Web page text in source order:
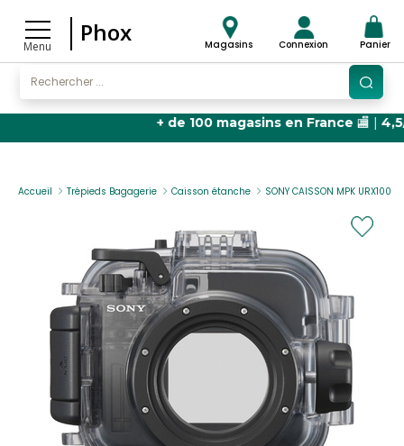
Menu
Phox Magasins Connexion Panier
+ de 100 magasins en France🏬 |4,5/5
Accueil Trépieds Bagagerie Caisson étanche SONY CAISSON MPK URX100